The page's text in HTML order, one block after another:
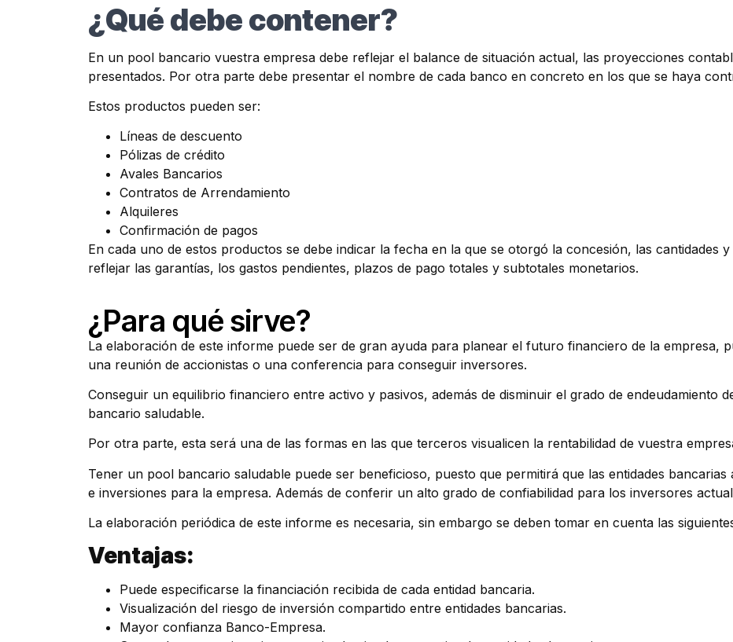
¿Qué debe contener?
En un pool bancario vuestra empresa debe reflejar el balance de situación actual, las proyecciones
presentados. Por otra parte debe presentar el nombre de cada banco en concreto en los que se haya
Estos productos pueden ser:
Líneas de descuento
Pólizas de crédito
Avales Bancarios
Contratos de Arrendamiento
Alquileres
Confirmación de pagos
En cada uno de estos productos se debe indicar la fecha en la que se otorgó la concesión, las cantidades
reflejar las garantías, los gastos pendientes, plazos de pago totales y subtotales monetarios.
¿Para qué sirve?
La elaboración de este informe puede ser de gran ayuda para planear el futuro financiero de la empresa,
una reunión de accionistas o una conferencia para conseguir inversores.
Conseguir un equilibrio financiero entre activo y pasivos, además de disminuir el grado de endeudamiento
bancario saludable.
Por otra parte, esta será una de las formas en las que terceros visualicen la rentabilidad de vuestra
Tener un pool bancario saludable puede ser beneficioso, puesto que permitirá que las entidades
e inversiones para la empresa. Además de conferir un alto grado de confiabilidad para los inversores
La elaboración periódica de este informe es necesaria, sin embargo se deben tomar en cuenta las
Ventajas:
Puede especificarse la financiación recibida de cada entidad bancaria.
Visualización del riesgo de inversión compartido entre entidades bancarias.
Mayor confianza Banco-Empresa.